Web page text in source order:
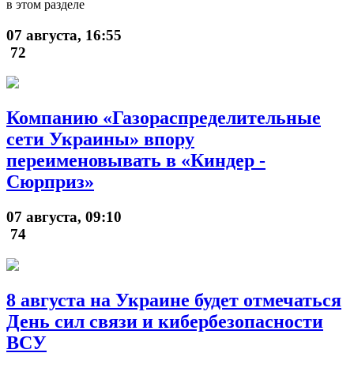
в этом разделе
07 августа, 16:55
72
Компанию «Газораспределительные
сети Украины» впору
переименовывать в «Киндер -
Сюрприз»
07 августа, 09:10
74
8 августа на Украине будет отмечаться
День сил связи и кибербезопасности
ВСУ